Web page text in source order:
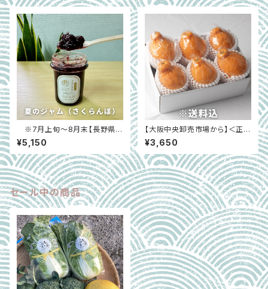
※7月上旬～8月末【長野県長
野市】（受注生産）国産 夏のジャ
ム＆はちみつ 大畑おすすめ3
種セット
¥5,150
【大阪中央卸売市場から】＜正品
＞こだわりの不知火（しらぬい）
約1.5㎏（6玉） フードロス削減
に貢献！
¥3,650
セール中の商品